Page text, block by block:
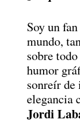
Soy un
mundo,
sobre
humor
sonreír
elegancia
Jordi